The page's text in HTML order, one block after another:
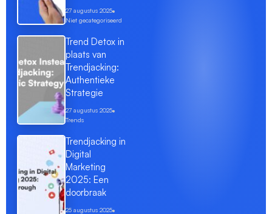
27 augustus 2025
Niet gecategoriseerd
Trend Detox in
plaats van
Trendjacking:
Authentieke
Strategie
27 augustus 2025
Trends
Trendjacking in
Digital
Marketing
2025: Een
doorbraak
25 augustus 2025